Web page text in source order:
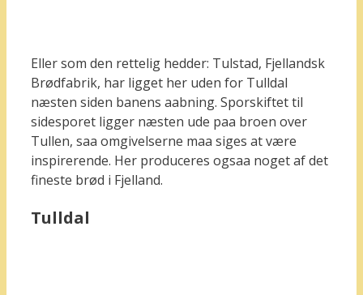
Eller som den rettelig hedder: Tulstad, Fjellandsk
Brødfabrik, har ligget her uden for Tulldal
næsten siden banens aabning. Sporskiftet til
sidesporet ligger næsten ude paa broen over
Tullen, saa omgivelserne maa siges at være
inspirerende. Her produceres ogsaa noget af det
fineste brød i Fjelland.
Tulldal